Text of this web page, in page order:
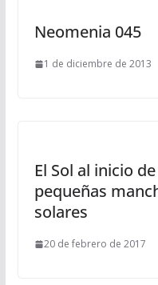
Neomenia 045
1 de diciembre de 2013
El Sol al inicio
pequeñas
solares
20 de febrero de 2017